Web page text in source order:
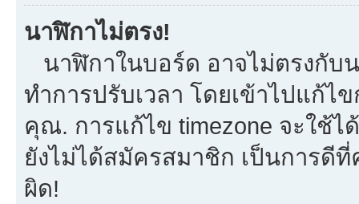
นาฬิกาไม่ตรง!
นาฬิกาในบอร์ด อาจไม่ตรงกั
ทำการปรับเวลา โดยเข้าไปแก้ไ
คุณ. การแก้ไข timezone จะใช้
ยังไม่ได้สมัครสมาชิก เป็นการ
ผิด!